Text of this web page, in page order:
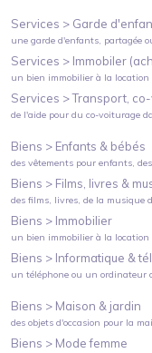
Services > Garde
une garde d'enfants, partagée
Services > Immobiler
un bien immobilier à la
Services >Transport,
de l'aide pour du co-voiturage
Biens > Enfants & bébés
des vêtements pour enfants,
Biens > Films, livres &
des films, livres, de la musique
Biens > Immobilier
un bien immobilier à la
Biens > Informatique &
un téléphone ou un ordinateur
Biens > Maison & jardin
des objets d'occasion pour la
Biens > Mode femme